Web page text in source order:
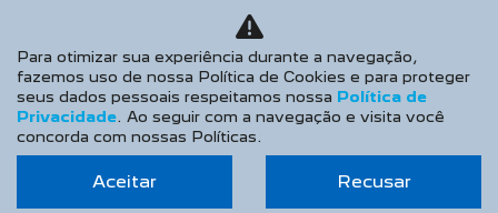
Política de Privacidade
COMPARE
AGENDE UM TEST DRIVE
Desacelere. Seu bem maior é a vida.
Para otimizar sua experiência durante a navegação,
fazemos uso de nossa Política de Cookies e para proteger
seus dados pessoais respeitamos nossa Política de
Privacidade. Ao seguir com a navegação e visita você
concorda com nossas Políticas.
Aceitar Recusar